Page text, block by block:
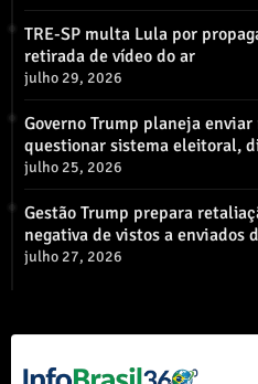
TRE-SP multa Lula por
retirada de vídeo do ar
julho 29, 2026
Governo Trump planeja
questionar sistema eleitoral,
julho 25, 2026
Gestão Trump prepara
negativa de vistos a enviados
julho 27, 2026